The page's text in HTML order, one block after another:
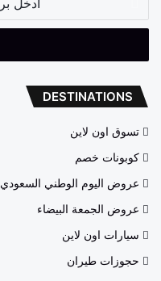
الإلكتروني
DESTINATIONS
تسوق اون لاين
كوبونات خصم
عروض اليوم الوطني السعودي
عروض الجمعة البيضاء
سيارات اون لاين
حجوزات طيران